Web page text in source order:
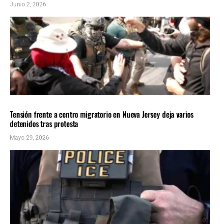
Junio 2, 2026
Tensión frente a centro migratorio en Nueva Jersey deja varios
detenidos tras protesta
Mayo 29, 2026